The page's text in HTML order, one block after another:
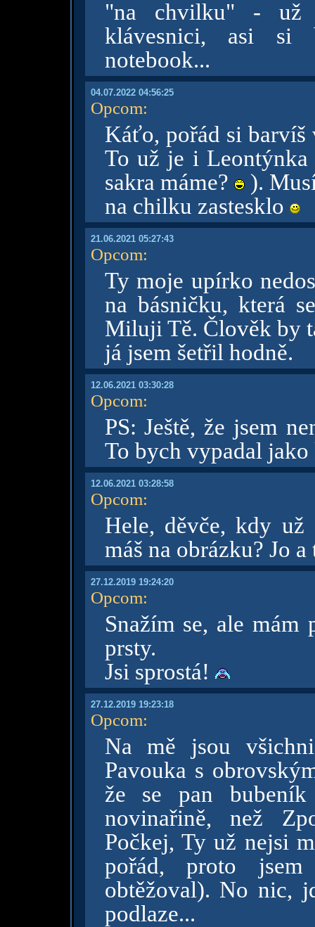
"na chvilku" - už
klávesnici, asi si
notebook...
04.07.2022 04:56:25
Opcom:
Káťo, pořád si barvíš
To už je i
sakra máme?
).
na chilku zastesklo
21.06.2021 05:27:43
Opcom:
Ty moje upírko
na básničku, která
Miluji Tě. Člověk by
já jsem šetřil hodně.
12.06.2021 03:30:28
Opcom:
PS: Ještě, že jsem
To bych vypadal
12.06.2021 03:28:58
Opcom:
Hele, děvče, kdy
máš na obrázku? Jo
27.12.2019 19:24:20
Opcom:
Snažím se, ale
prsty.
Jsi sprostá!
27.12.2019 19:23:18
Opcom:
Na mě jsou
Pavouka s
že se pan
novinařině, než
Počkej, Ty už nejsi
pořád, proto
obtěžoval). No nic,
podlaze...